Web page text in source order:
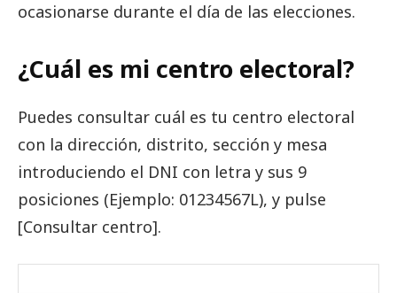
ocasionarse durante el día de las elecciones.
¿Cuál es mi centro electoral?
Puedes consultar cuál es tu centro electoral
con la dirección, distrito, sección y mesa
introduciendo el DNI con letra y sus 9
posiciones (Ejemplo: 01234567L), y pulse
[Consultar centro].